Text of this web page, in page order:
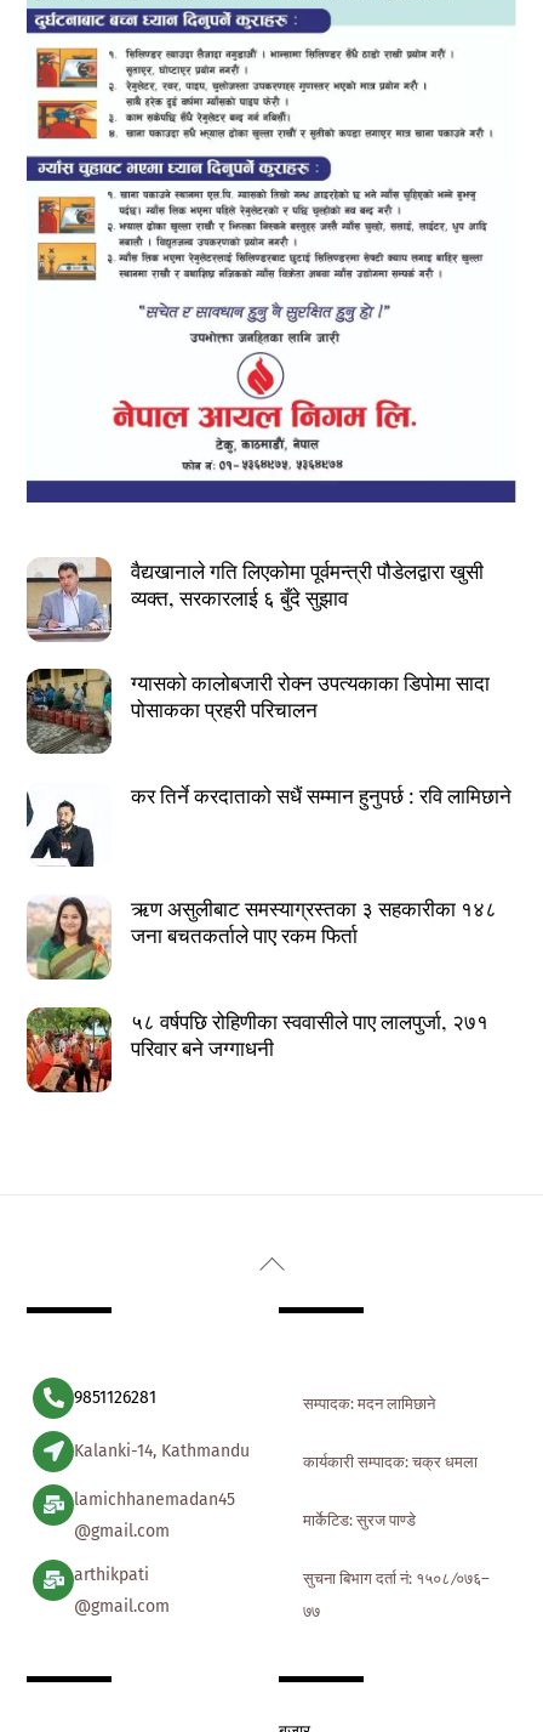
वैद्यखानाले गति लिएकोमा पूर्वमन्त्री पौडेलद्वारा खुसी
व्यक्त, सरकारलाई ६ बुँदे सुझाव
ग्यासको कालोबजारी रोक्न उपत्यकाका डिपोमा सादा
पोसाकका प्रहरी परिचालन
कर तिर्ने करदाताको सधैं सम्मान हुनुपर्छ : रवि लामिछाने
ऋण असुलीबाट समस्याग्रस्तका ३ सहकारीका १४८
जना बचतकर्ताले पाए रकम फिर्ता
५८ वर्षपछि रोहिणीका स्ववासीले पाए लालपुर्जा, २७१
परिवार बने जग्गाधनी
Back
9851126281
Kalanki-14, Kathmandu
lamichhanemadan45
@gmail.com
arthikpati
@gmail.com
सम्पादक: मदन लामिछाने
कार्यकारी सम्पादक: चक्र धमला
मार्केटिड: सुरज पाण्डे
सुचना बिभाग दर्ता नं: १५०८ ∕०७६–
७७